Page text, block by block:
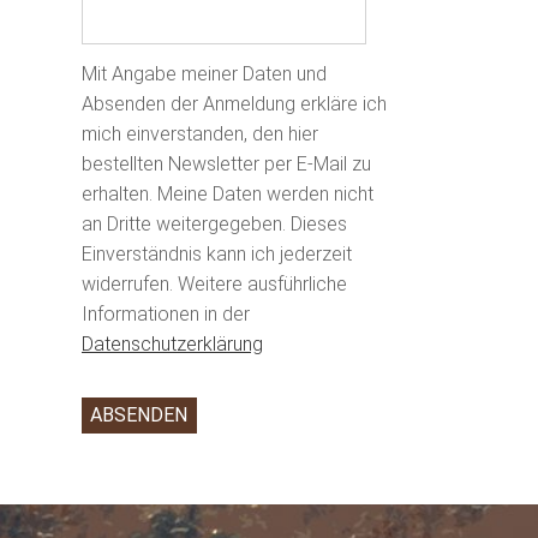
Mit Angabe meiner Daten und
Absenden der Anmeldung erkläre ich
mich einverstanden, den hier
bestellten Newsletter per E-Mail zu
erhalten. Meine Daten werden nicht
an Dritte weitergegeben. Dieses
Einverständnis kann ich jederzeit
widerrufen. Weitere ausführliche
Informationen in der
Datenschutzerklärung